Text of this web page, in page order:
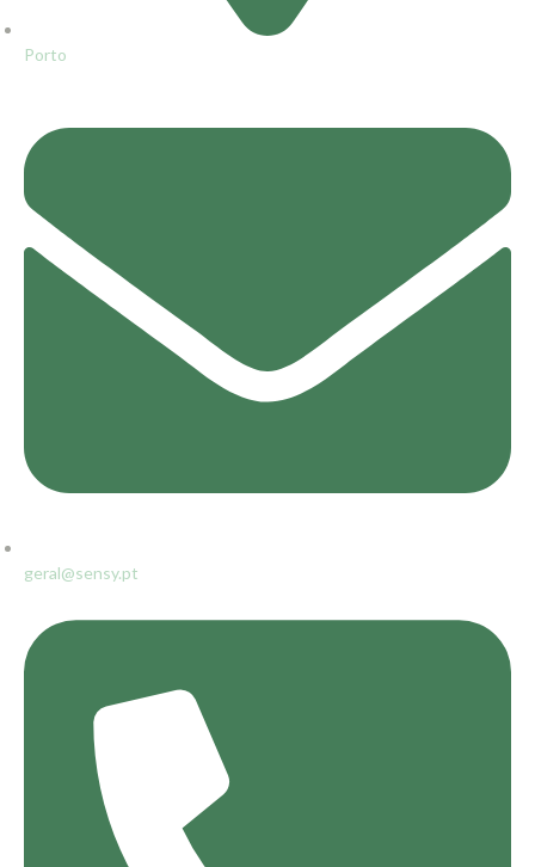
Porto
geral@sensy.pt